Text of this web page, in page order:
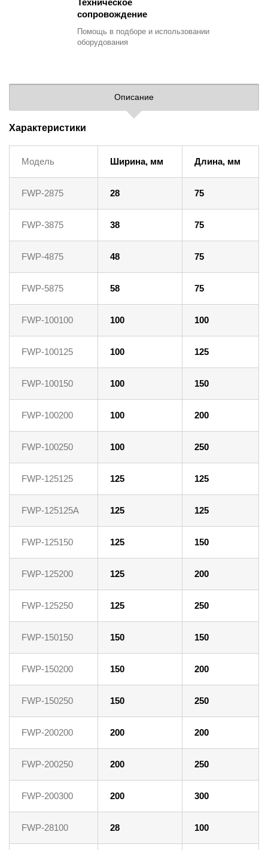
Техническое
сопровождение
Помощь в подборе и использовании
оборудования
Описание
Характеристики
Модель Ширина, мм Длина, мм
FWP-2875 28 75
FWP-3875 38 75
FWP-4875 48 75
FWP-5875 58 75
FWP-100100 100 100
FWP-100125 100 125
FWP-100150 100 150
FWP-100200 100 200
FWP-100250 100 250
FWP-125125 125 125
FWP-125125A 125 125
FWP-125150 125 150
FWP-125200 125 200
FWP-125250 125 250
FWP-150150 150 150
FWP-150200 150 200
FWP-150250 150 250
FWP-200200 200 200
FWP-200250 200 250
FWP-200300 200 300
FWP-28100 28 100